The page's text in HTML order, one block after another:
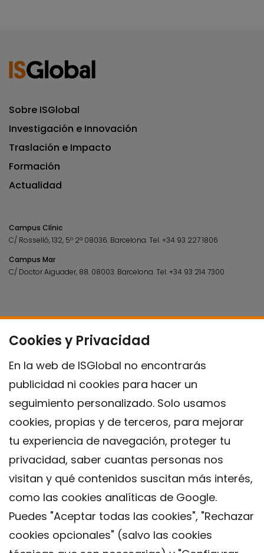
Cookies y Privacidad
En la web de ISGlobal no encontrarás
publicidad ni cookies para hacer un
seguimiento personalizado. Solo usamos
cookies, propias y de terceros, para mejorar
tu experiencia de navegación, proteger tu
privacidad, saber cuantas personas nos
visitan y qué contenidos suscitan más interés,
como las cookies analíticas de Google.
Puedes "Aceptar todas las cookies", "Rechazar
cookies opcionales" (salvo las cookies
Sobre ISGlobal
Investigación e Innovación
Traslación e Impacto
Formación
Actualidad
Campus Clínic
C/ Rosselló, 132, 5º 2ª 08036. Barcelona.Tel.+34 93 227 1806
Campus Mar
C/ Doctor Aiguader, 88. 08003. Barcelona.Tel.+34 93 214 7300